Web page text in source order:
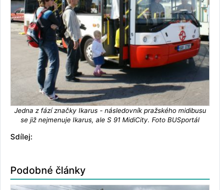
Jedna z fází značky Ikarus - následovník pražského midibusu
se již nejmenuje Ikarus, ale S 91 MidiCity. Foto BUSportál
Sdílej:
Podobné články